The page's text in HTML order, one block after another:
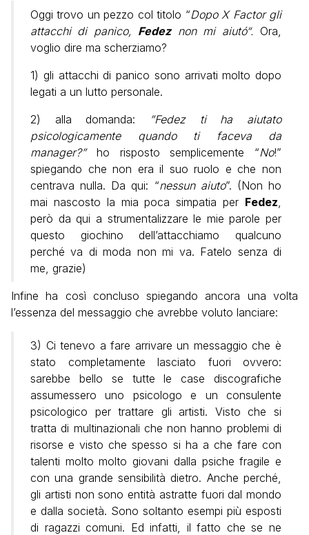
Oggi trovo un pezzo col titolo “Dopo X Factor gli
attacchi di panico, Fedeznon mi aiutó“. Ora,
voglio dire ma scherziamo?
1) gli attacchi di panico sono arrivati molto dopo
legati a un lutto personale.
2) alla domanda:
”Fedez ti ha aiutato
psicologicamente quando ti faceva da
manager?” ho risposto semplicemente “No!”
spiegando che non era il suo ruolo e che non
centrava nulla. Da qui: “nessun aiuto”. (Non ho
mai nascosto la mia poca simpatia per Fedez
però da qui a strumentalizzare le mie parole per
questo giochino dell’attacchiamo qualcuno
perché va di moda non mi va. Fatelo senza di
me, grazie)
Infine ha così concluso spiegando ancora una volta
l’essenza del messaggio che avrebbe voluto lanciare:
3) Ci tenevo a fare arrivare un messaggio che è
stato completamente lasciato fuori ovvero:
sarebbe bello se tutte le case discografiche
assumessero uno psicologo e un consulente
psicologico per trattare gli artisti. Visto che si
tratta di multinazionali che non hanno problemi di
risorse e visto che spesso si ha a che fare con
talenti molto molto giovani dalla psiche fragile e
con una grande sensibilità dietro. Anche perché,
gli artisti non sono entità astratte fuori dal mondo
e dalla società. Sono soltanto esempi più esposti
di ragazzi comuni. Ed infatti, il fatto che se ne